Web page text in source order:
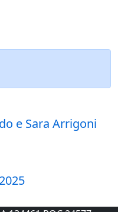
e Sara Arrigoni